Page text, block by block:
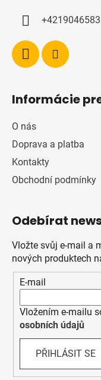
Informácie
O nás
Doprava a platba
Kontakty
Obchodní podmínky
Odebírat
Vložte svůj e-mail a
nových produktech
E-mail
Vložením e-mailu
osobních údajů
PŘIHLÁSIT SE